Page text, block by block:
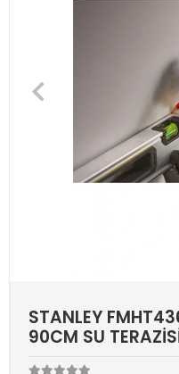
STANLEY
90CM SU